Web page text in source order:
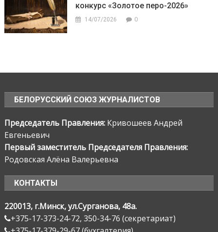
конкурс «Золотое перо-2026»
14/07/2026 0
БЕЛОРУССКИЙ СОЮЗ ЖУРНАЛИСТОВ
Председатель Правления: Кривошеев Андрей
Евгеньевич
Первый заместитель Председателя Правления:
Родовская Алёна Валерьевна
КОНТАКТЫ
220013, г.Минск, ул.Сурганова, 48а.
+375-17-373-24-72, 350-34-76 (секретариат)